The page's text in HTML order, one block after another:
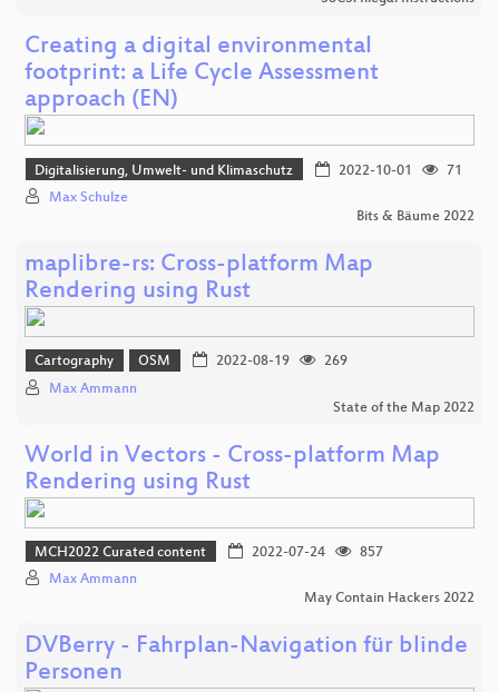
Creating a digital environmental
footprint: a Life Cycle Assessment
approach (EN)
Digitalisierung, Umwelt- und Klimaschutz 2022-10-01
71
Max Schulze
Bits & Bäume 2022
maplibre-rs: Cross-platform Map
Rendering using Rust
Cartography OSM 2022-08-19
269
Max Ammann
State of the Map 2022
World in Vectors - Cross-platform Map
Rendering using Rust
MCH2022 Curated content 2022-07-24
857
Max Ammann
May Contain Hackers 2022
DVBerry - Fahrplan-Navigation für blinde
Personen